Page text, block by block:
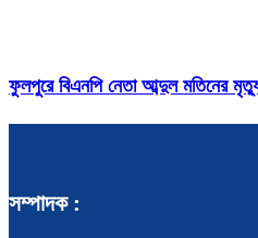
ফুলপুরে বিএনপি নেতা আব্দুল মতিনের
সম্পাদক :